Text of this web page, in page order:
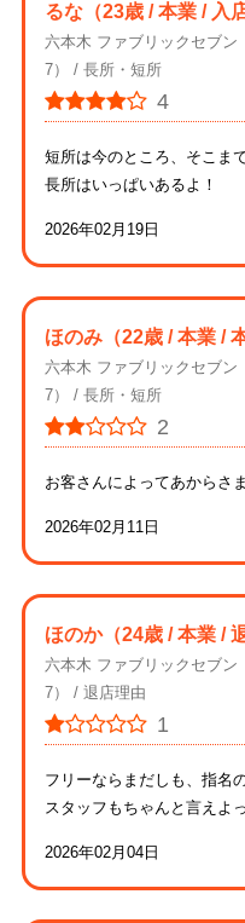
るな （23歳 / 本業 / 入
六本木 ファブリックセブン
7）
長所・短所
4
短所は今のところ、そこま
長所はいっぱいあるよ！
2026年02月19日
ほのみ （22歳 / 本業 /
六本木 ファブリックセブン
7）
長所・短所
2
お客さんによってあからさ
2026年02月11日
ほのか（24歳 / 本業 /
六本木 ファブリックセブン
7）
退店理由
1
フリーならまだしも、指名
スタッフもちゃんと言えよ
2026年02月04日